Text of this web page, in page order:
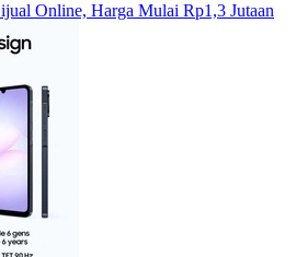
Online, Harga Mulai Rp1,3 Jutaan